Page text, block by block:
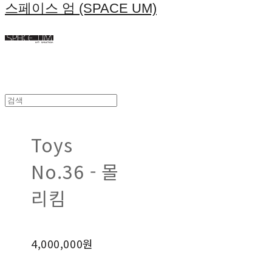
스페이스 엄 (SPACE UM)
Toys
No.36 - 몰
리킴
4,000,000원